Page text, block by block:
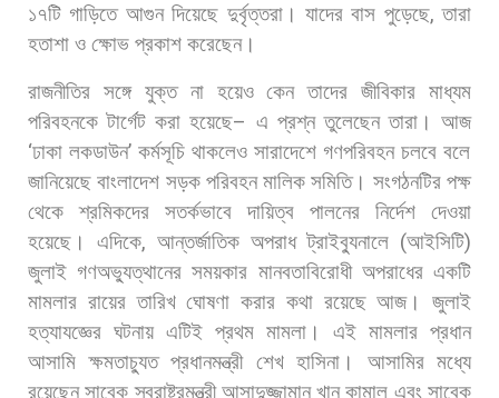
১৭টি গাড়িতে আগুন দিয়েছে দুর্বৃত্তরা। যাদের বাস পুড়েছে,তারা
হতাশা ও ক্ষোভ প্রকাশ করেছেন।
রাজনীতির সঙ্গে যুক্ত না হয়েও কেন তাদের জীবিকার মাধ্যম
পরিবহনকে টার্গেট করা হয়েছে– এ প্রশ্ন তুলেছেন তারা। আজ
‘ঢাকা লকডাউন’ কর্মসূচি থাকলেও সারাদেশে গণপরিবহন চলবে বলে
জানিয়েছে বাংলাদেশ সড়ক পরিবহন মালিক সমিতি। সংগঠনটির পক্ষ
থেকে
শ্রমিকদের সতর্কভাবে দায়িত্ব পালনের নির্দেশ
দেওয়া
হয়েছে। এদিকে, আন্তর্জাতিক অপরাধ ট্রাইব্যুনালে (আইসিটি)
জুলাই গণঅভ্যুত্থানের সময়কার মানবতাবিরোধী অপরাধের একটি
মামলার রায়ের তারিখ ঘোষণা করার কথা রয়েছে আজ।
জুলাই
হত্যাযজ্ঞের ঘটনায় এটিই প্রথম মামলা। এই মামলার প্রধান
আসামি ক্ষমতাচ্যুত প্রধানমন্ত্রী শেখ হাসিনা। আসামির মধ্যে
রয়েছেন সাবেক স্বরাষ্ট্রমন্ত্রী আসাদুজ্জামান খান কামাল এবং সাবেক